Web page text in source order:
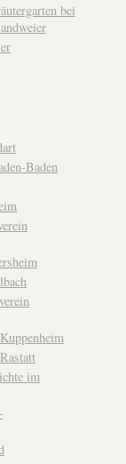
bei
Baden
im